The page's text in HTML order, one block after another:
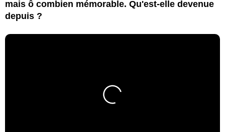
mais ô combien mémorable. Qu'est-elle devenue
depuis ?